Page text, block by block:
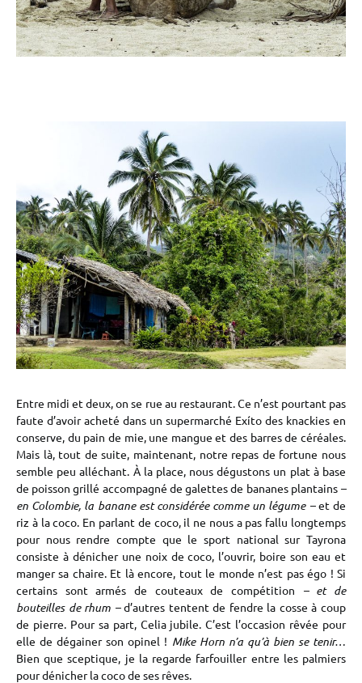
Entre midi et deux, on se rue au restaurant. Ce n’est pourtant pas
faute d’avoir acheté dans un supermarché Exíto des knackies en
conserve, du pain de mie, une mangue et des barres de céréales.
Mais là, tout de suite, maintenant, notre repas de fortune nous
semble peu alléchant. À la place, nous dégustons un plat à base
de poisson grillé accompagné de galettes de bananes plantains –
en Colombie, la banane est considérée comme un légume –et de
riz à la coco. En parlant de coco, il ne nous a pas fallu longtemps
pour nous rendre compte que le sport national sur Tayrona
consiste à dénicher une noix de coco, l’ouvrir, boire son eau et
manger sa chaire. Et là encore, tout le monde n’est pas égo ! Si
certains sont armés de couteaux de compétition – et de
bouteilles de rhum –d’autres tentent de fendre la cosse à coup
de pierre. Pour sa part, Celia jubile. C’est l’occasion rêvée pour
elle de dégainer son opinel ! Mike Horn n’a qu’à bien se tenir…
Bien que sceptique, je la regarde farfouiller entre les palmiers
pour dénicher la coco de ses rêves.